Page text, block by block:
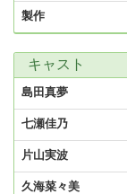
製作
キャスト
島田真夢
七瀬佳乃
片山実波
久海菜々美